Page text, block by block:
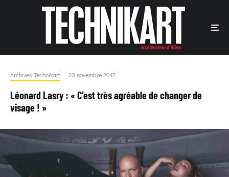
Archives Technikart · 20 novembre 2017
Léonard Lasry : « C’est très agréable de changer de
visage ! »